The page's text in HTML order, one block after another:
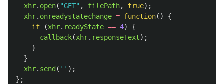
xhr. open( "GET" , filePath, true);
xhr. onreadystatechange = function()
{
if
(xhr. readyState == 4)
{
callback(xhr. responseText);
}
}
xhr. send ( '' );
};